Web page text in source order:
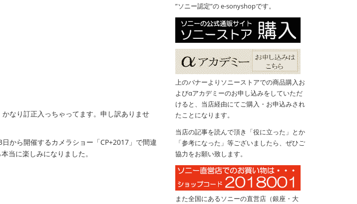
なり訂正入っちゃってます。申し訳ありませ
から開催するカメラショー「CP+2017」で間違
当に楽しみになりました。
”ソニー認定”の e-sonyshopです。
上のバナーよりソニーストアでの商品購入お
よびαアカデミーのお申し込みをしていただ
けると、当店経由にてご購入・お申込みされ
たことになります。
当店の記事を読んで頂き「役に立った」とか
「参考になった」等ございましたら、ぜひご
協力をお願い致します。
また全国にあるソニーの直営店（銀座・大